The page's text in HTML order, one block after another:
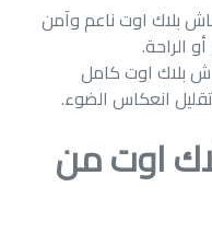
بلاك اوت ناعم وآمن
الراحة.
بلاك اوت كامل
انعكاس الضوء.
اوت من